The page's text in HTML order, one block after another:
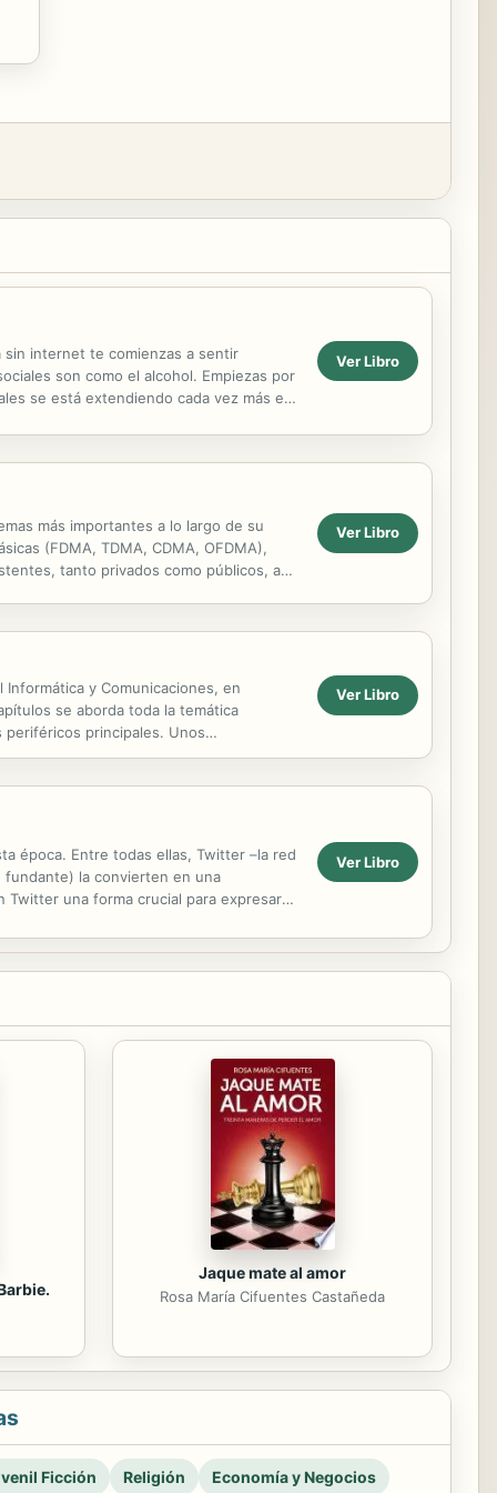
sin internet te comienzas a sentir
son como el alcohol. Empiezas por
se está extendiendo cada vez más en
Ver Libro
más importantes a lo largo de su
(FDMA, TDMA, CDMA, OFDMA),
tanto privados como públicos, así
Ver Libro
y Comunicaciones, en
se aborda toda la temática
principales. Unos
uso de...
Ver Libro
época. Entre todas ellas, Twitter –la red
fundante) la convierten en una
una forma crucial para expresarse
Ver Libro
Jaque mate al amor
Rosa María Cifuentes Castañeda
Ficción Religión Economía y Negocios